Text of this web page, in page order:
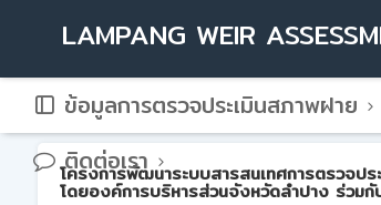
LAMPANG WEIR
ข้อมูลการตรวจประเมินสภาพฝาย
ติดต่อเรา
โครงการพัฒนาระบบสารสนเทศการตรวจป
โดยองค์การบริหารส่วนจังหวัดลำปาง ร่วมกั